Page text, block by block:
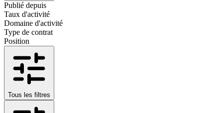
Publié depuis
Taux d'activité
Domaine d'activité
Type de contrat
Position
Tous les filtres